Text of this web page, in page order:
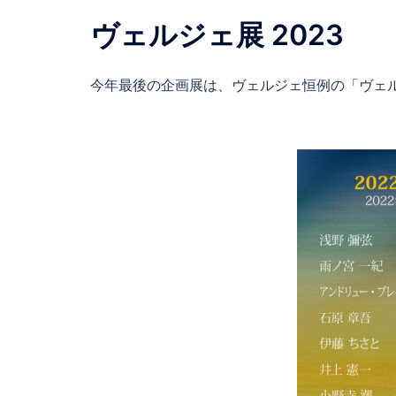
ヴェルジェ展 2023
今年最後の企画展は、ヴェルジェ恒例の「ヴ